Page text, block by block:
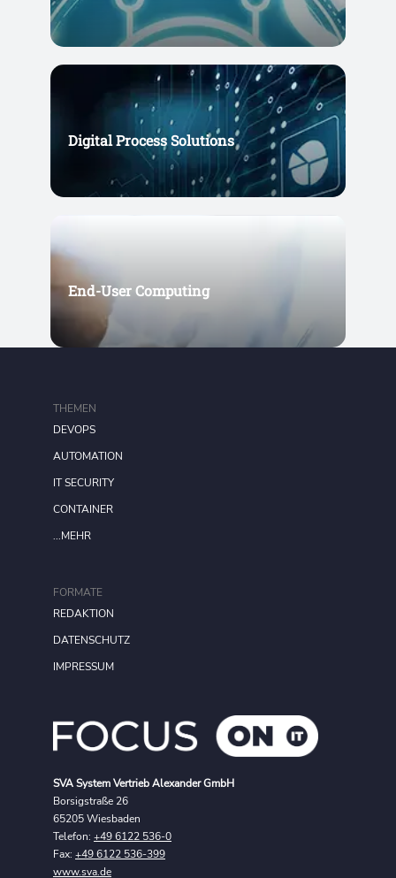
Digital Process Solutions
End-User Computing
SVA System Vertrieb Alexander GmbH
Borsigstraße 26
65205 Wiesbaden
Telefon: +49 6122 536-0
Fax: +49 6122 536-399
www.sva.de
FORMATE
REDAKTION
DATENSCHUTZ
IMPRESSUM
THEMEN
DEVOPS
AUTOMATION
IT SECURITY
CONTAINER
...MEHR